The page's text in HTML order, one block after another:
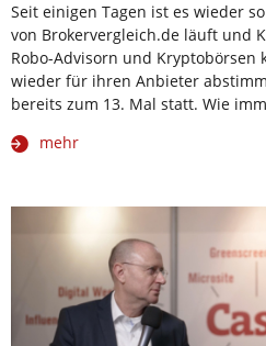
Seit einigen Tagen ist es wieder
von Brokervergleich.de läuft und
Robo-Advisorn und Kryptobörsen
wieder für ihren Anbieter
bereits zum 13. Mal statt. Wie
mehr